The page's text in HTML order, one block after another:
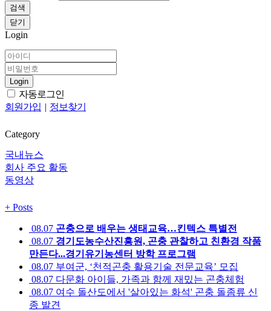
검색
닫기
Login
Login
자동로그인
회원가입 | 정보찾기
Category
국내뉴스
회사 주요 활동
동영상
+ Posts
08.07 곤충으로 배우는 생태교육…킨텍스 특별전
08.07 경기도농수산진흥원, 곤충 관찰하고 친환경 작품
만든다...경기유기농센터 방학 프로그램
08.07 부여군, ‘천적곤충 활용기술 전문교육’ 모집
08.07 다문화 아이들, 가족과 함께 재밌는 곤충체험
08.07 여수 돌산도에서 '살아있는 화석' 곤충 돌좀류 신
종 발견